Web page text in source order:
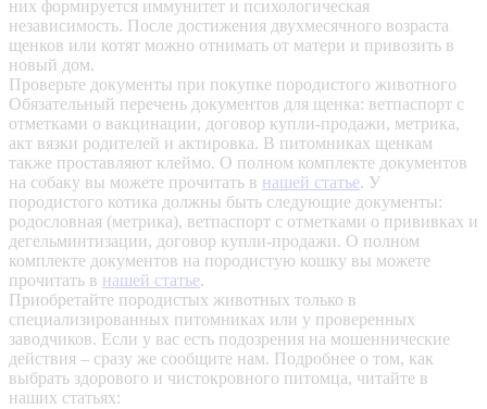
них формируется иммунитет и психологическая
независимость. После достижения двухмесячного возраста
щенков или котят можно отнимать от матери и привозить в
новый дом.
Проверьте документы при покупке породистого животного
Обязательный перечень документов для щенка: ветпаспорт с
отметками о вакцинации, договор купли-продажи, метрика,
акт вязки родителей и актировка. В питомниках щенкам
также проставляют клеймо. О полном комплекте документов
на собаку вы можете прочитать в нашей статье. У
породистого котика должны быть следующие документы:
родословная (метрика), ветпаспорт с отметками о прививках и
дегельминтизации, договор купли-продажи. О полном
комплекте документов на породистую кошку вы можете
прочитать в нашей статье.
Приобретайте породистых животных только в
специализированных питомниках или у проверенных
заводчиков. Если у вас есть подозрения на мошеннические
действия – сразу же сообщите нам. Подробнее о том, как
выбрать здорового и чистокровного питомца, читайте в
наших статьях: